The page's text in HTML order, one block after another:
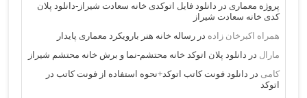
پروژه معماری در دانلود فایل اتوکدی خانه سعادت شیراز-دانلود پلان
کدی خانه سعادت شیراز
همراه اکبرخان زاده دررساله خانه هنر بارویکرد معماری پایدار
مارال در دانلود پلان اتوکد خانه محتشم-نما و برش خانه محتشم شیراز
کامی در دانلود فونت کاتب اتوکد+نحوه استفاده از فونت کاتب در
اتوکد